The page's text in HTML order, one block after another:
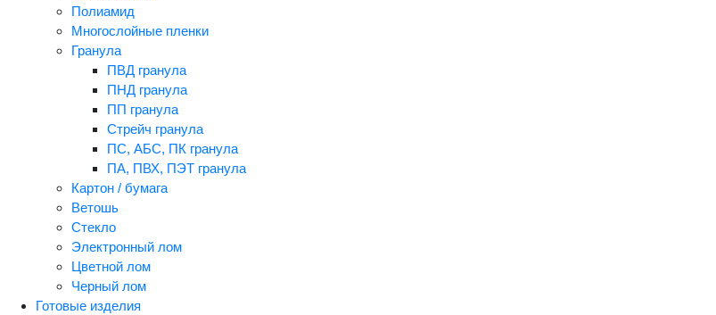
Полиамид
Многослойные пленки
Гранула
ПВД гранула
ПНД гранула
ПП гранула
Стрейч гранула
ПС, АБС, ПК гранула
ПА, ПВХ, ПЭТ гранула
Картон / бумага
Ветошь
Стекло
Электронный лом
Цветной лом
Черный лом
Готовые изделия